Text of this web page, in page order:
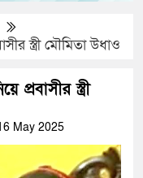
স্ত্রী মৌমিতা উধাও
প্রবাসীর স্ত্রী
May 2025